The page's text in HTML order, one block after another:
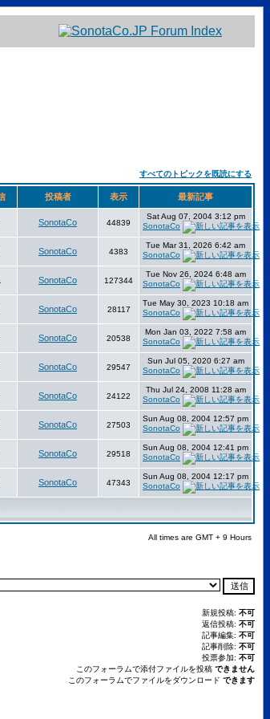
すべてのトピックを既読にする
投稿者 表示 最新記事
SonotaCo 44839
Sat Aug 07, 2004 3:12 pm
SonotaCo
SonotaCo 4383
Tue Mar 31, 2026 6:42 am
SonotaCo
SonotaCo 127344
Tue Nov 26, 2024 6:48 am
SonotaCo
SonotaCo 28117
Tue May 30, 2023 10:18 am
SonotaCo
SonotaCo 20538
Mon Jan 03, 2022 7:58 am
SonotaCo
SonotaCo 29547
Sun Jul 05, 2020 6:27 am
SonotaCo
SonotaCo 24122
Thu Jul 24, 2008 11:28 am
SonotaCo
SonotaCo 27503
Sun Aug 08, 2004 12:57 pm
SonotaCo
SonotaCo 29518
Sun Aug 08, 2004 12:41 pm
SonotaCo
SonotaCo 47343
Sun Aug 08, 2004 12:17 pm
SonotaCo
All times are GMT + 9 Hours
新規投稿: 不可
返信投稿: 不可
記事編集: 不可
記事削除: 不可
投票参加: 不可
このフォーラムで添付ファイルを投稿 できません
このフォーラムでファイルをダウンロード できます